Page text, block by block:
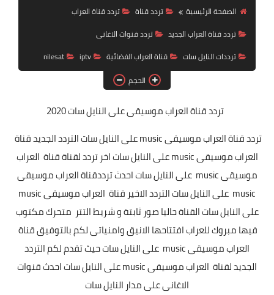
تردد قناة
nilesat
iptv
ترددات النايل سات
ترددات النايل سات
الصفحة الرئيسية
تردد قناة
تردد قناة العراب
تردد قناة العراب الجديد
تردد قنوات الاغانى
ترددات النايل سات
قناة العراب الفضائية iptv
nilesat
الحجم
تردد قناة العراب موسيقىعلى النايل سات 2020
تردد قناة العراب موسيقى music على النايل سات التردد الجديد قناة
العراب موسيقى music على النايل سات اخر تردد لقناة قناة العراب
موسيقى music على النايل سات احدث ترددقناة العراب موسيقى
music على النايل سات التردد الاخير قناة العراب موسيقى music
على النايل سات القناة حاليا صور ثابتة و شريط التتر متحرك مكتوب
فيها مبروك للعراب افتتاحها الانيق وامنياتى لكم بالتوفيق قناة
العراب موسيقى music على النايل سات حيث تقدم لكم التردد
الجديد لقناة العراب موسيقى music على النايل سات احدث قنوات
الاغانى على مدار النايل سات